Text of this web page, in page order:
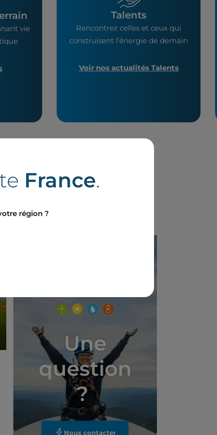
vie
Talents
Rencontrez celles et ceux qui
construisent l’énergie de demain
Voir nos actualités Talents
Une
question
?
Nous contacter
France.
région ?